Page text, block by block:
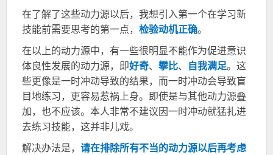
在了解了这些动力源以后，我想引入第一个在学习新
技能前需要思考的第一点， 检验动机正确。
在以上的动力源中，有一些很明显不能作为促进意识
体良性发展的动力源，即好奇、 攀比、 自我满足。这
些更像是一时冲动导致的结果，而一时冲动会导致盲
目地练习，更容易惹祸上身。即使是与其他动力源叠
加，也不应该。本人非常不建议因一时冲动就猛扎进
去练习技能，这并非儿戏。
解决办法是， 请在排除所有不当的动力源以后再考虑